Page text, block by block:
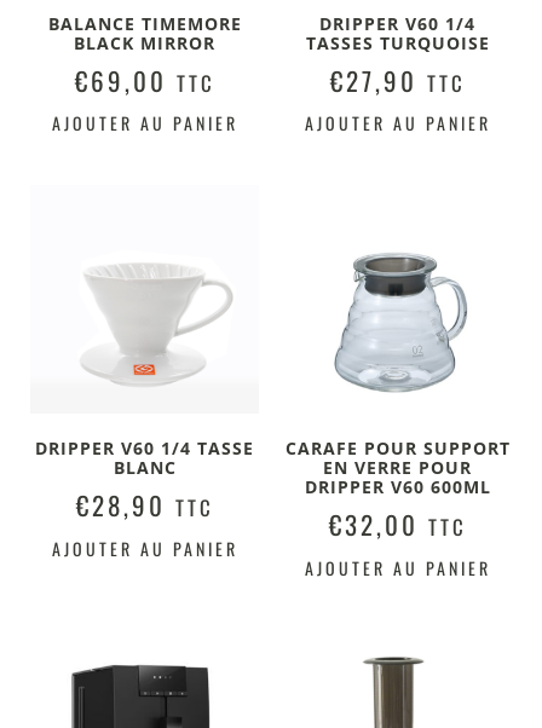
BALANCE TIMEMORE
BLACK MIRROR
€69,00 TTC
AJOUTER AU PANIER
DRIPPER V60 1/4
TASSES TURQUOISE
€27,90 TTC
AJOUTER AU PANIER
DRIPPER V60 1/4 TASSE
BLANC
€28,90 TTC
AJOUTER AU PANIER
CARAFE POUR SUPPORT
EN VERRE POUR
DRIPPER V60 600ML
€32,00 TTC
AJOUTER AU PANIER